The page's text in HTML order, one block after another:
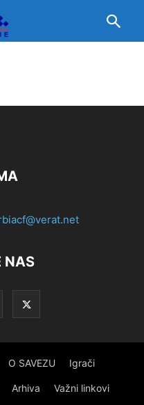
NAS
O SAVEZU Igrači
Arhiva Važni linkovi